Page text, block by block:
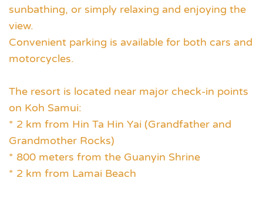
sunbathing, or simply relaxing and enjoying the
view.
Convenient parking is available for both cars and
motorcycles.
The resort is located near major check-in points
on Koh Samui:
* 2 km from Hin Ta Hin Yai (Grandfather and
Grandmother Rocks)
* 800 meters from the Guanyin Shrine
* 2 km from Lamai Beach